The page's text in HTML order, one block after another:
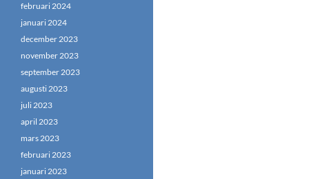
februari 2024
januari 2024
december 2023
november 2023
september 2023
augusti 2023
juli 2023
april 2023
mars 2023
februari 2023
januari 2023